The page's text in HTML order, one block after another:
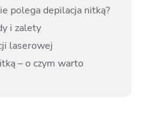
polega depilacja nitką?
i zalety
laserowej
– o czym warto